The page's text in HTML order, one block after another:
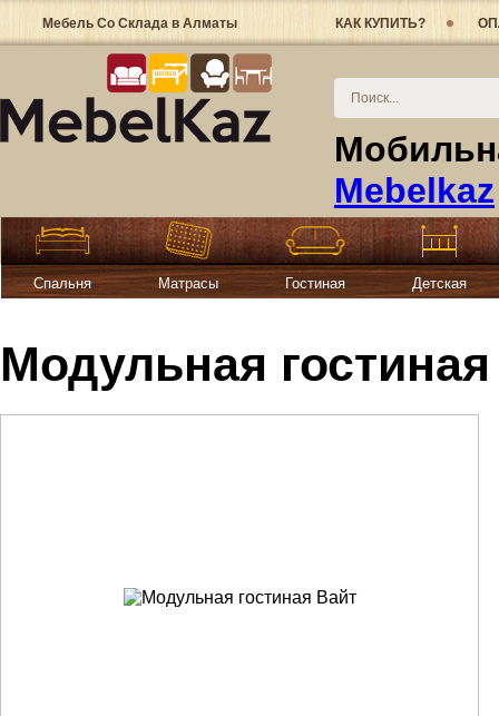
Мебель Со Склада в Алматы КАК КУПИТЬ?
Mebelkaz
Спальня Матрасы Гостиная Детская
Модульная